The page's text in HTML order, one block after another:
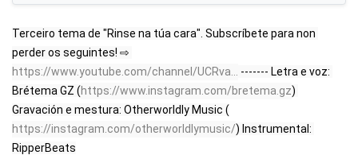
Terceiro tema de "Rinse na túa cara". Subscríbete para non
perder os seguintes! ⇨
https://www.youtube.com/channel/UCRva...
------- Letra e voz:
Brétema GZ (https://www.instagram.com/bretema.gz)
Gravación e mestura: Otherworldly Music (
https://instagram.com/otherworldlymusic/) Instrumental:
RipperBeats